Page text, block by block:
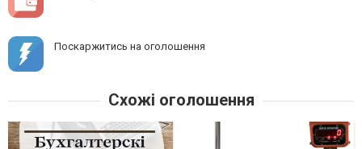
Поскаржитись на оголошення
Схожі оголошення